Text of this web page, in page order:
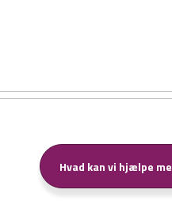
Hvad kan vi hjælpe